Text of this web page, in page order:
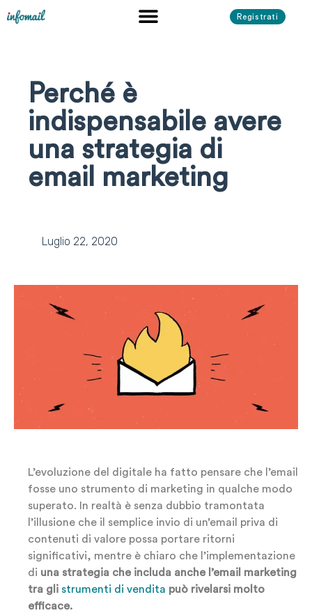
Registrati
Perché è
indispensabile avere
una strategia di
email marketing
Luglio 22, 2020
L’evoluzione del digitale ha fatto pensare che l’email
fosse uno strumento di marketing in qualche modo
superato. In realtà è senza dubbio tramontata
l’illusione che il semplice invio di un’email priva di
contenuti di valore possa portare ritorni
significativi, mentre è chiaro che l’implementazione
di una strategia che includa anche l’email marketing
tra gli strumenti di vendita può rivelarsi molto
efficace.